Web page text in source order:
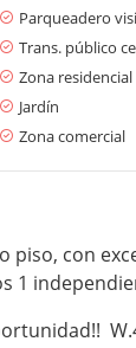
Parqueadero
Trans. público
Zona residencial
Jardín
Zona comercial
con
1